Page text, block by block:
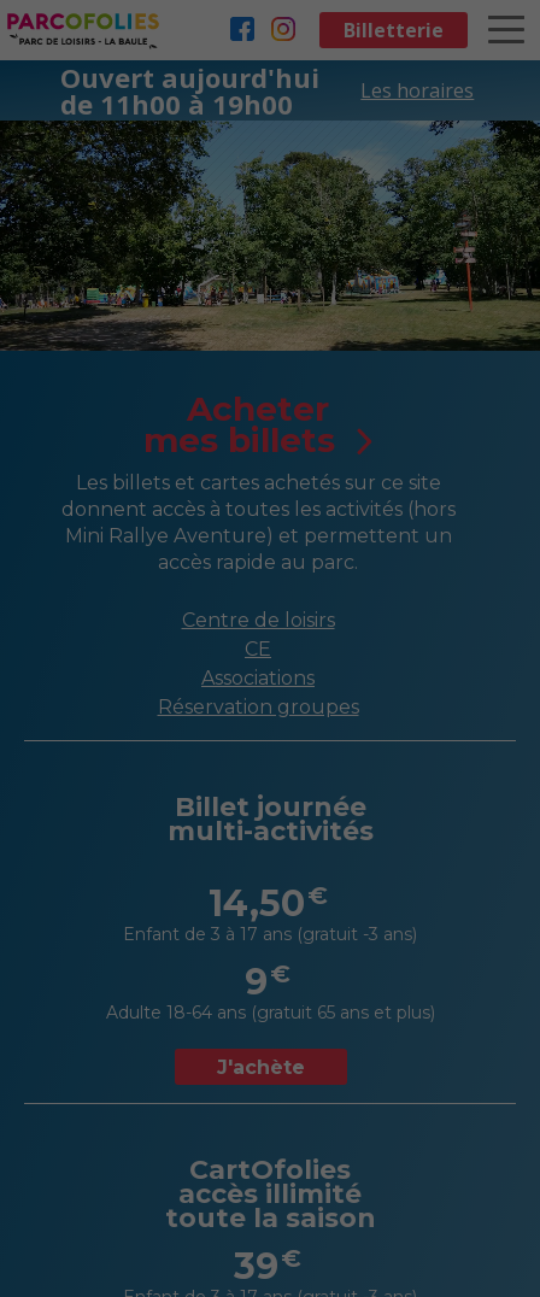
Aller au contenu principal
Ouvert aujourd'hui
de 11h00 à 19h00 Les horaires
Billetterie
Acheter
mes billets
Les billets et cartes achetés sur ce site
donnent accès à toutes les activités (hors
Mini Rallye Aventure) et permettent un
accès rapide au parc.
Centre de loisirs
CE
Associations
Réservation groupes
Billet journée
multi-activités
14,50€
Enfant de 3 à 17 ans (gratuit -3 ans)
9€
Adulte 18-64 ans (gratuit 65 ans et plus)
J'achète
CartOfolies
accès illimité
toute la saison
39€